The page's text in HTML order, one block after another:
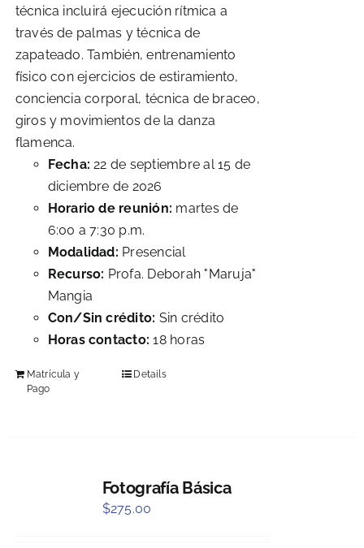
técnica incluirá ejecución rítmica a
través de palmas y técnica de
zapateado. También, entrenamiento
físico con ejercicios de estiramiento,
conciencia corporal, técnica de braceo,
giros y movimientos de la danza
flamenca.
Fecha:22 de septiembre al 15 de
diciembre de 2026
Horario de reunión: martes de
6:00 a 7:30 p.m.
Modalidad: Presencial
Recurso: Profa. Deborah "Maruja"
Mangia
Con/Sin crédito: Sin crédito
Horas contacto: 18 horas
Matrícula y
Pago
Details
Fotografía Básica
$275.00